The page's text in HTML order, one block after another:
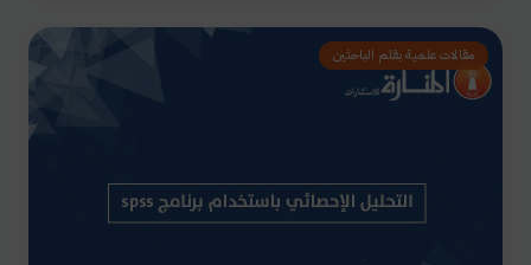
مقالات علمية بقلم الباحثين